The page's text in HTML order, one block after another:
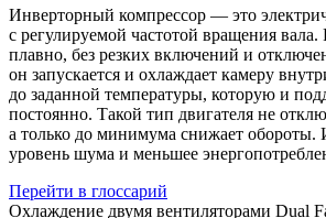
Инверторный компрессор — это
с регулируемой частотой вращения вала.
плавно, без резких включений и
он запускается и охлаждает камеру
до заданной температуры, которую и
постоянно. Такой тип двигателя не
а только до минимума снижает обороты.
уровень шума и меньшее
Перейти в глоссарий
Охлаждение двумя вентиляторами Dual